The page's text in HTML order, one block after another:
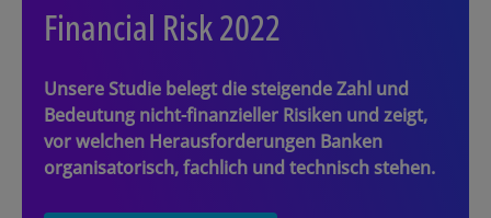
Financial Risk 2022
Unsere Studie belegt die steigende Zahl und
Bedeutung nicht-finanzieller Risiken und zeigt,
vor welchen Herausforderungen Banken
organisatorisch, fachlich und technisch stehen.